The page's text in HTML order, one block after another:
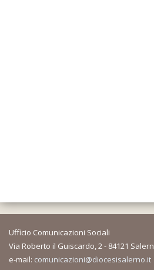
Ufficio Comunicazioni Sociali
Via Roberto il Guiscardo, 2 - 84121
e-mail: comunicazioni@diocesisalerno.it